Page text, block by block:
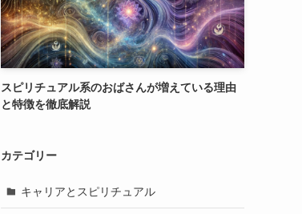
スピリチュアル系のおばさんが増えている理由
と特徴を徹底解説
カテゴリー
キャリアとスピリチュアル